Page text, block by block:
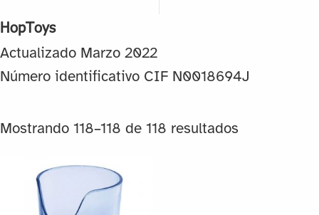
HopToys
Actualizado Marzo 2022
Número identificativo CIF N0018694J
Mostrando 118–118 de 118 resultados